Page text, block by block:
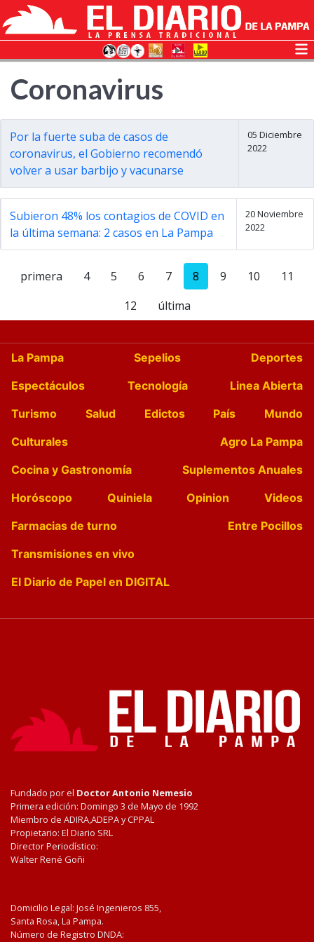
Coronavirus
Por la fuerte suba de casos de
coronavirus, el Gobierno recomendó
volver a usar barbijo y vacunarse
05 Diciembre
2022
Subieron 48% los contagios de COVID en
la última semana: 2 casos en La Pampa
20 Noviembre
2022
primera 4 5 6 7 8 9 10
11
12
última
La Pampa Sepelios
Deportes
Espectáculos
Tecnología
Linea Abierta
Turismo
Salud Edictos País
Mundo
Culturales
Agro La Pampa
Cocina y Gastronomía
Suplementos Anuales
Horóscopo
Quiniela Opinion
Videos
Farmacias de turno
Entre Pocillos
Transmisiones en vivo
El Diario de Papel en DIGITAL
Fundado por el Doctor Antonio Nemesio
Primera edición: Domingo 3 de Mayo de 1992
Miembro de ADIRA,ADEPA y CPPAL
Propietario: El Diario SRL
Director Periodístico:
Walter René Goñi
Domicilio Legal: José Ingenieros 855,
Santa Rosa, La Pampa.
Número de Registro DNDA: